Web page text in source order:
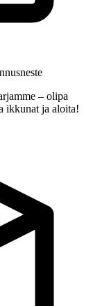
– olipa
ikkunat ja aloita!